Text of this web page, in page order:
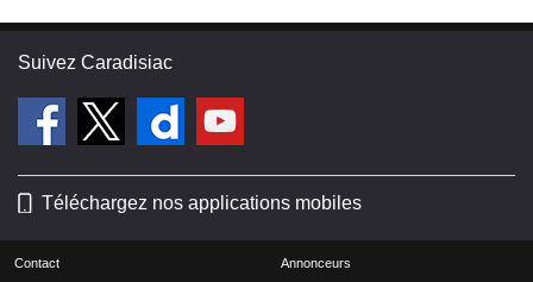
Suivez Caradisiac
Téléchargez nos applications mobiles
Contact Annonceurs